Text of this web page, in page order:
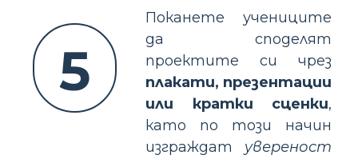
5
Поканете учениците
да споделят
проектите си чрез
плакати, презентации
или кратки сценки,
като по този начин
изграждат увереност